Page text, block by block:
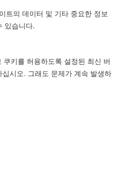
트의 데이터 및 기타 중요한 정보
있습니다.
키를 허용하도록 설정된 최신 버
시오. 그래도 문제가 계속 발생하